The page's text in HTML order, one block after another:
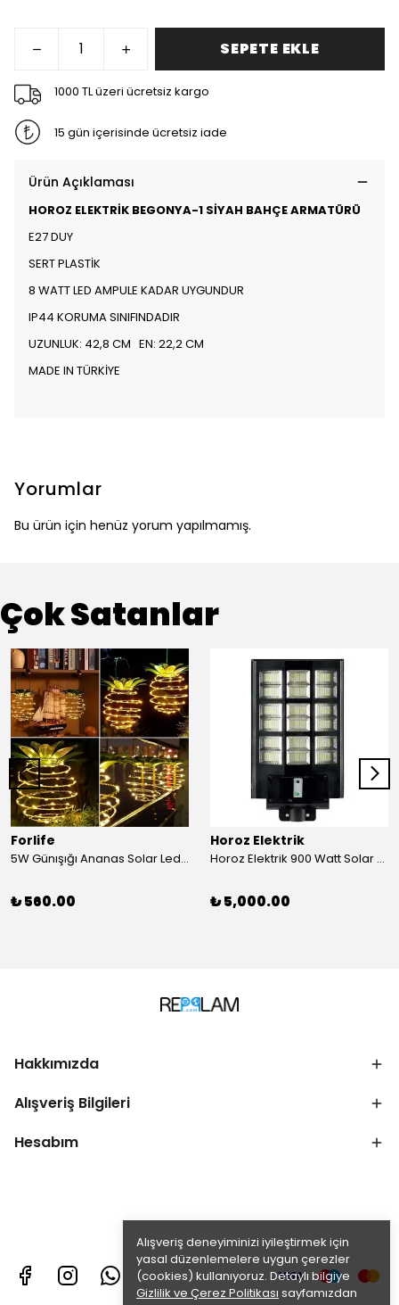
Alışveriş deneyiminizi iyileştirmek için
yasal düzenlemelere uygun çerezler
(cookies) kullanıyoruz. Detaylı bilgiye
Gizlilik ve Çerez Politikası sayfamızdan
SEPETE EKLE
1000 TL üzeri ücretsiz kargo
15 gün içerisinde ücretsiz iade
Ürün Açıklaması
HOROZ ELEKTRİK BEGONYA-1 SİYAH BAHÇE ARMATÜRÜ
E27 DUY
SERT PLASTİK
8 WATT LED AMPULE KADAR UYGUNDUR
IP44 KORUMA SINIFINDADIR
UZUNLUK: 42,8 CM EN: 22,2 CM
MADE IN TÜRKİYE
Yorumlar
Bu ürün için henüz yorum yapılmamış.
Çok Satanlar
Forlife
5W Günışığı Ananas Solar Led Aydınlatma Bahçe Balkon Aydınlatma
₺ 560.00
Horoz Elektrik
Horoz Elektrik 900 Watt Solar Sokak Armatürü Beyaz Işık
₺ 5,000.00
Hakkımızda
Alışveriş Bilgileri
Hesabım